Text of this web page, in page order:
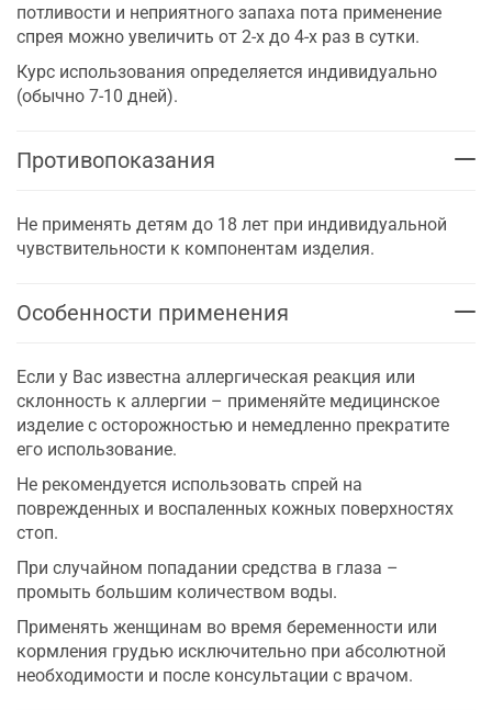
потливости и неприятного запаха пота применение
спрея можно увеличить от 2-х до 4-х раз в сутки.
Курс использования определяется индивидуально
(обычно 7-10 дней).
Противопоказания
Не применять детям до 18 лет при индивидуальной
чувствительности к компонентам изделия.
Особенности применения
Если у Вас известна аллергическая реакция или
склонность к аллергии – применяйте медицинское
изделие с осторожностью и немедленно прекратите
его использование.
Не рекомендуется использовать спрей на
поврежденных и воспаленных кожных поверхностях
стоп.
При случайном попадании средства в глаза –
промыть большим количеством воды.
Применять женщинам во время беременности или
кормления грудью исключительно при абсолютной
необходимости и после консультации с врачом.